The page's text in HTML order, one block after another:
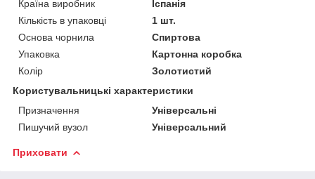
Країна виробник
Іспанія
Кількість в упаковці
1 шт.
Основа чорнила
Спиртова
Упаковка
Картонна коробка
Колір
Золотистий
Користувальницькі характеристики
Призначення
Універсальні
Пишучий вузол
Універсальний
Приховати